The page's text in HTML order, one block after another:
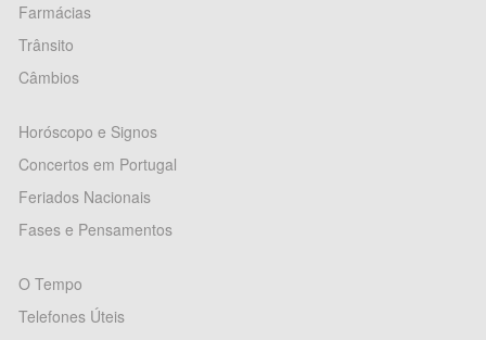
Farmácias
Trânsito
Câmbios
Horóscopo e Signos
Concertos em Portugal
Feriados Nacionais
Fases e Pensamentos
O Tempo
Telefones Úteis